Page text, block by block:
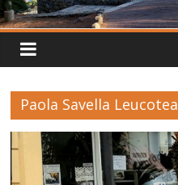
Paola Savella Leucotea